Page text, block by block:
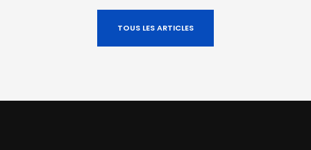
TOUS LES ARTICLES